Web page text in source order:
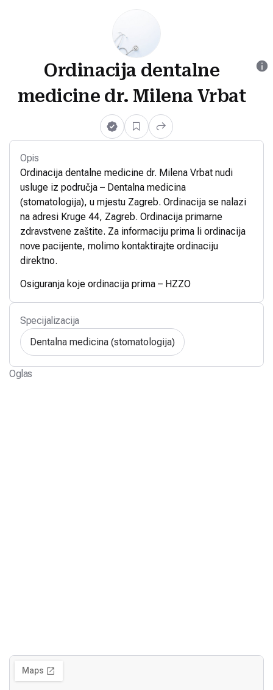
Ordinacija dentalne
medicine dr. Milena Vrbat
Opis
Ordinacija dentalne medicine dr. Milena Vrbat nudi
usluge iz područja – Dentalna medicina
(stomatologija), u mjestu Zagreb. Ordinacija se nalazi
na adresi Kruge 44, Zagreb. Ordinacija primarne
zdravstvene zaštite. Za informaciju prima li ordinacija
nove pacijente, molimo kontaktirajte ordinaciju
direktno.
Osiguranja koje ordinacija prima – HZZO
Specijalizacija
Dentalna medicina (stomatologija)
Oglas